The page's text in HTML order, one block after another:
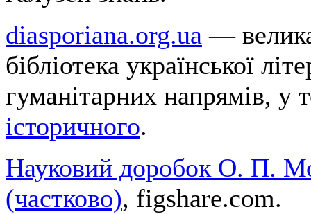
diasporiana.org.ua —
бібліотека української
гуманітарних напрямів, у
історичного.
Науковий доробок О. П.
(частково), figshare.com.